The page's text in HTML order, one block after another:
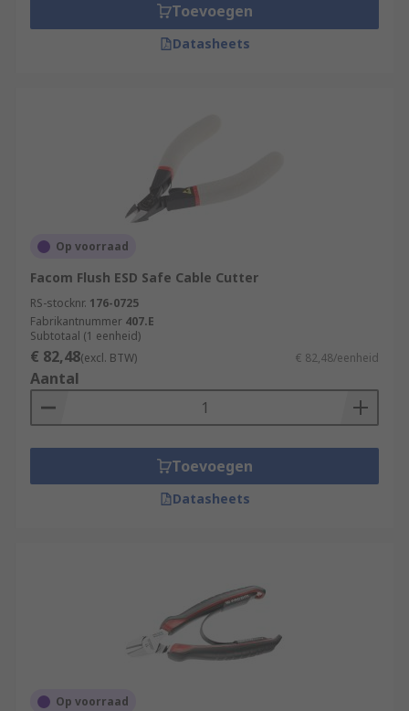
Toevoegen
Datasheets
Op voorraad
Facom Flush ESD Safe Cable Cutter
RS-stocknr. 176-0725
Fabrikantnummer 407.E
Subtotaal (1 eenheid)
€ 82,48(excl. BTW) € 82,48/eenheid
Aantal
Toevoegen
Datasheets
Op voorraad